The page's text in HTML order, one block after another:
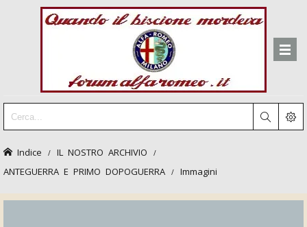
Indice IL NOSTRO ARCHIVIO
ANTEGUERRA E PRIMO DOPOGUERRA Immagini